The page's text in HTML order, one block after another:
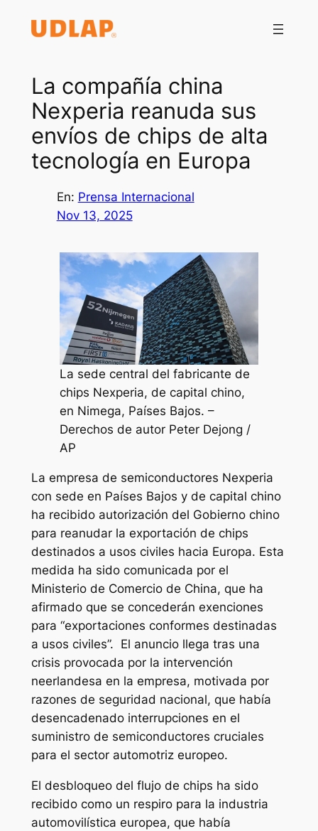
La compañía china
Nexperia reanuda sus
envíos de chips de alta
tecnología en Europa
En: Prensa Internacional
Nov 13, 2025
La sede central del fabricante de
chips Nexperia, de capital chino,
en Nimega, Países Bajos. –
Derechos de autor Peter Dejong /
AP
La empresa de semiconductores Nexperia
con sede en Países Bajos y de capital chino
ha recibido autorización del Gobierno chino
para reanudar la exportación de chips
destinados a usos civiles hacia Europa. Esta
medida ha sido comunicada por el
Ministerio de Comercio de China, que ha
afirmado que se concederán exenciones
para “exportaciones conformes destin­adas
a usos civiles”. El anuncio llega tras una
crisis provocada por la intervención
neerlandesa en la empresa, motivada por
razones de seguridad nacional, que había
desencadenado interrupciones en el
suministro de semiconductores cruciales
para el sector automotriz europeo.
El desbloqueo del flujo de chips ha sido
recibido como un respiro para la industria
automovilística europea, que había